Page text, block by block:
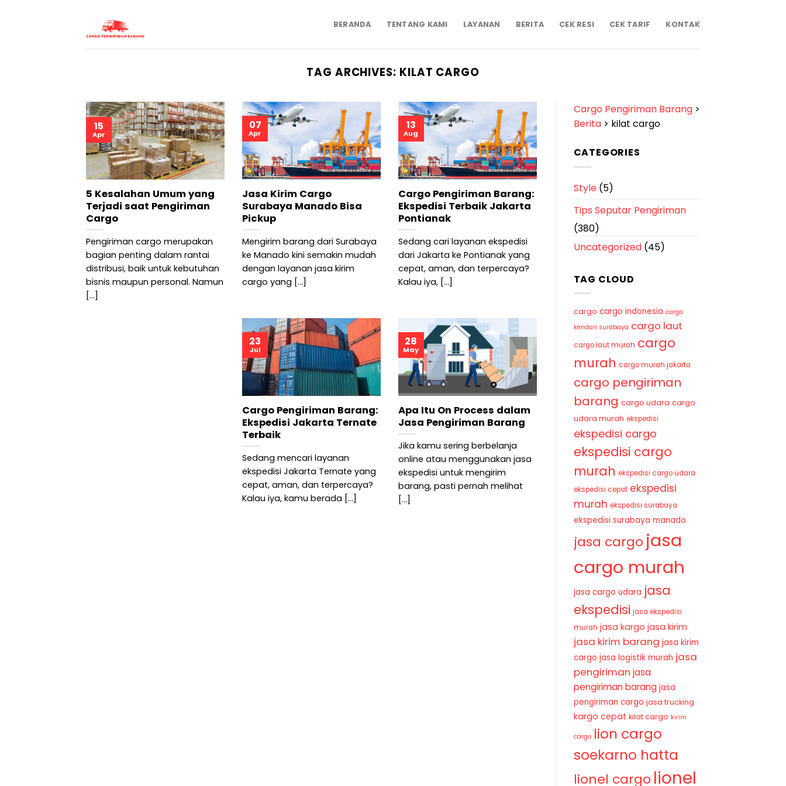
BERANDA TENTANG KAMI LAYANAN BERITA CEK RESI CEK TARIF KONTAK
TAG ARCHIVES: KILAT CARGO
5 Kesalahan Umum yang
Terjadi saat Pengiriman
Cargo
Pengiriman cargo merupakan
bagian penting dalam rantai
distribusi, baik untuk kebutuhan
bisnis maupun personal. Namun
[...]
15
Apr
Jasa Kirim Cargo
Surabaya Manado Bisa
Pickup
Mengirim barang dari Surabaya
ke Manado kini semakin mudah
dengan layanan jasa kirim
cargo yang [...]
07
Apr
Cargo Pengiriman Barang:
Ekspedisi Terbaik Jakarta
Pontianak
Sedang cari layanan ekspedisi
dari Jakarta ke Pontianak yang
cepat, aman, dan terpercaya?
Kalau iya, [...]
13
Aug
Cargo Pengiriman Barang:
Ekspedisi Jakarta Ternate
Terbaik
Sedang mencari layanan
ekspedisi Jakarta Ternate yang
cepat, aman, dan terpercaya?
Kalau iya, kamu berada [...]
23
Jul
Apa Itu On Process dalam
Jasa Pengiriman Barang
Jika kamu sering berbelanja
online atau menggunakan jasa
ekspedisi untuk mengirim
barang, pasti pernah melihat
[...]
28
May
Cargo Pengiriman Barang>
Berita> kilat cargo
CATEGORIES
Style(5)
Tips Seputar Pengiriman
(380)
Uncategorized(45)
TAG CLOUD
cargo cargo indonesia cargo
kendari surabaya cargo laut
cargo laut murah cargo
murah cargo murah jakarta
cargo pengiriman
barang cargo udara cargo
udara murah ekspedisi
ekspedisi cargo
ekspedisi cargo
murah ekspedisi cargo udara
ekspedisi cepat ekspedisi
murah ekspedisi surabaya
ekspedisi surabaya manado
jasa cargo jasa
cargo murah
jasa cargo udara jasa
ekspedisi jasa ekspedisi
murah jasa kargo jasa kirim
jasa kirim barang jasa kirim
cargo jasa logistik murah jasa
pengiriman jasa
pengiriman barang jasa
pengiriman cargo jasa trucking
kargo cepat kilat cargo kirim
cargo lion cargo
soekarno hatta
lionel cargo lionel